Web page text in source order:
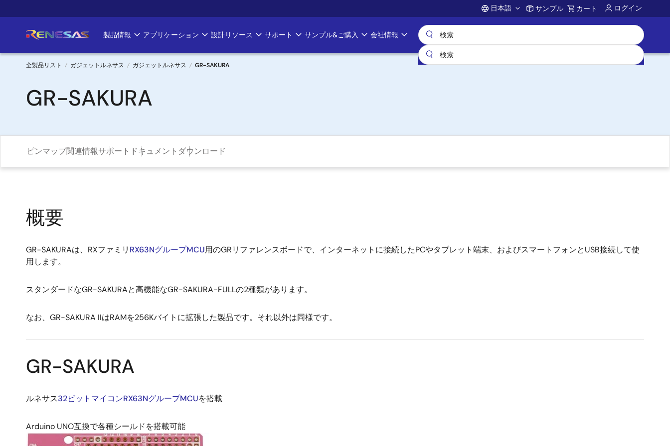
イ
ン
Account
日本語 サンプル カート ログイン
Main
navigation
製品情報 アプリケーション 設計リソース サポート サンプル&ご購入 会社情報
パ
ン
く
ず
全製品リスト ガジェットルネサス ガジェットルネサス GR-SAKURA
GR-SAKURA
ピンマップ関連情報サポート ドキュメント ダウンロード
概要
GR-SAKURAは、RXファミリ RX63NグループMCU用のGRリファレンスボードで、インターネットに接続したPCやタブレット端末、およびスマートフォンとUSB接続して使
用します。
スタンダードなGR-SAKURAと高機能なGR-SAKURA-FULLの2種類があります。
なお、GR-SAKURA IIはRAMを256Kバイトに拡張した製品です。それ以外は同様です。
GR-SAKURA
ルネサス32ビットマイコンRX63NグループMCUを搭載
Arduino UNO互換で各種シールドを搭載可能